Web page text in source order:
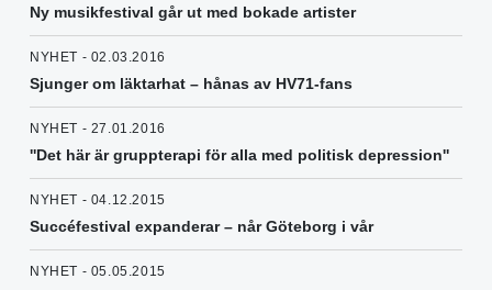
Ny musikfestival går ut med bokade artister
NYHET - 02.03.2016
Sjunger om läktarhat – hånas av HV71-fans
NYHET - 27.01.2016
''Det här är gruppterapi för alla med politisk depression''
NYHET - 04.12.2015
Succéfestival expanderar – når Göteborg i vår
NYHET - 05.05.2015